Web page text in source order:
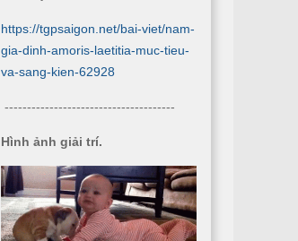
https://tgpsaigon.net/bai-viet/nam-
gia-dinh-amoris-laetitia-muc-tieu-
va-sang-kien-62928
--------------------------------------
Hình ảnh giải trí.